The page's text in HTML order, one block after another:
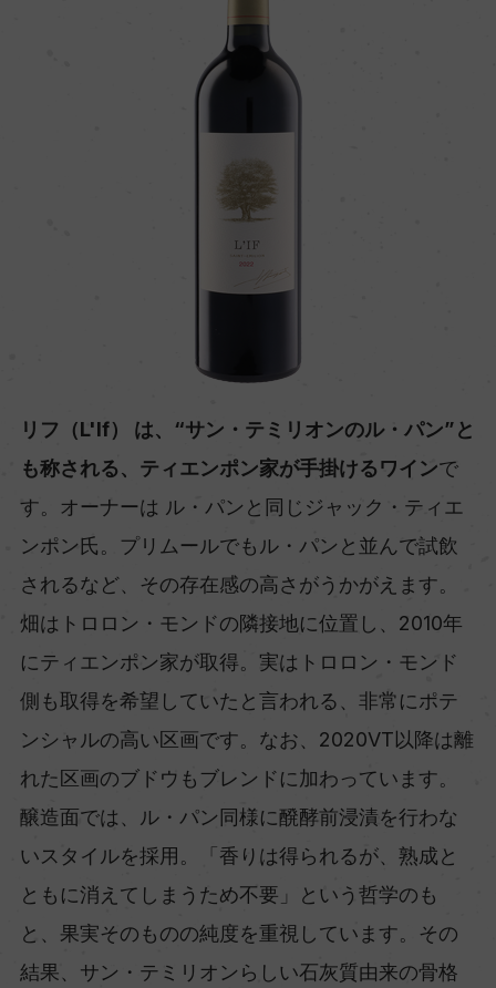
リフ（L'If） は、“サン・テミリオンのル・パン”と
も称される、ティエンポン家が手掛けるワインで
す。オーナーは ル・パンと同じジャック・ティエ
ンポン氏。プリムールでもル・パンと並んで試飲
されるなど、その存在感の高さがうかがえます。
畑はトロロン・モンドの隣接地に位置し、2010年
にティエンポン家が取得。実はトロロン・モンド
側も取得を希望していたと言われる、非常にポテ
ンシャルの高い区画です。なお、2020VT以降は離
れた区画のブドウもブレンドに加わっています。
醸造面では、ル・パン同様に醗酵前浸漬を行わな
いスタイルを採用。「香りは得られるが、熟成と
ともに消えてしまうため不要」という哲学のも
と、果実そのものの純度を重視しています。その
結果、サン・テミリオンらしい石灰質由来の骨格